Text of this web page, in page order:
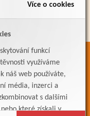
Více o cookies
funkcí
využíváme
náš web používáte,
média, inzerci a
s dalšími
které získali v